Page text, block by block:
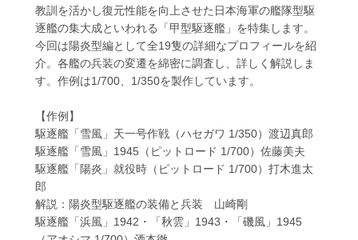
教訓を活かし復元性能を向上させた日本海軍の艦隊型駆
逐艦の集大成といわれる「甲型駆逐艦」を特集します。
今回は陽炎型編として全19隻の詳細なプロフィールを紹
介。各艦の兵装の変遷を綿密に調査し、詳しく解説しま
す。作例は1/700、1/350を製作しています。
【作例】
駆逐艦「雪風」天一号作戦（ハセガワ 1/350）渡辺真郎
駆逐艦「雪風」1945（ピットロード 1/700）佐藤美夫
駆逐艦「陽炎」就役時（ピットロード 1/700）打木進太
郎
解説：陽炎型駆逐艦の装備と兵装 山崎剛
駆逐艦「浜風」1942・「秋雲」1943・「磯風」1945